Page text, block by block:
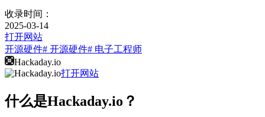
收录时间：
2025-03-14
打开网站
开源硬件# 开源硬件# 电子工程师
Hackaday.io
打开网站
什么是Hackaday.io？